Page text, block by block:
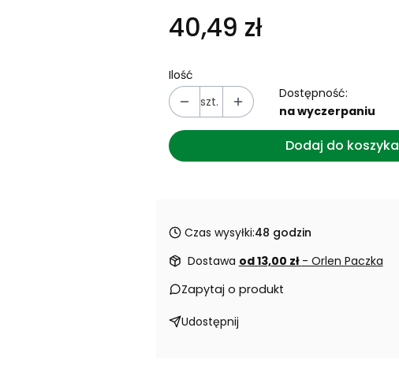
40,49 zł
Ilość
szt.
Dostępność:
na wyczerpaniu
Dodaj do koszyka
Czas wysyłki:48 godzin
Dostawa od 13,00 zł - Orlen Paczka
Zapytaj o produkt
Udostępnij